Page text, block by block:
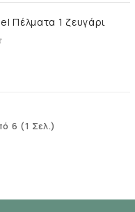
Πέλματα 1 ζευγάρι
6 (1 Σελ.)